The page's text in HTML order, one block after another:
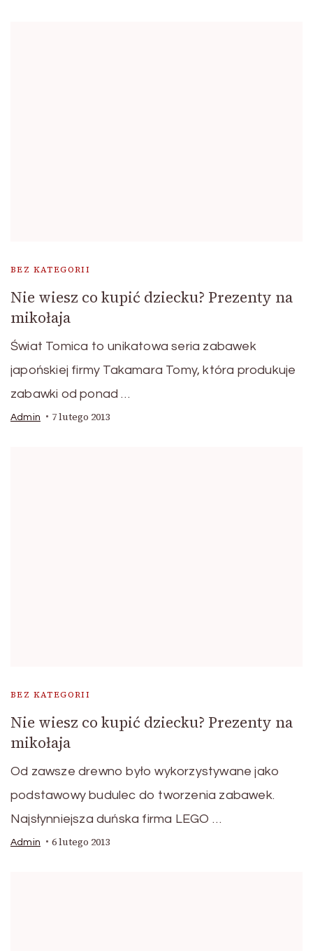
BEZ KATEGORII
Nie wiesz co kupić dziecku? Prezenty na
mikołaja
Świat Tomica to unikatowa seria zabawek
japońskiej firmy Takamara Tomy, która produkuje
zabawki od ponad …
Admin 7 lutego 2013
BEZ KATEGORII
Nie wiesz co kupić dziecku? Prezenty na
mikołaja
Od zawsze drewno było wykorzystywane jako
podstawowy budulec do tworzenia zabawek.
Najsłynniejsza duńska firma LEGO …
Admin 6 lutego 2013